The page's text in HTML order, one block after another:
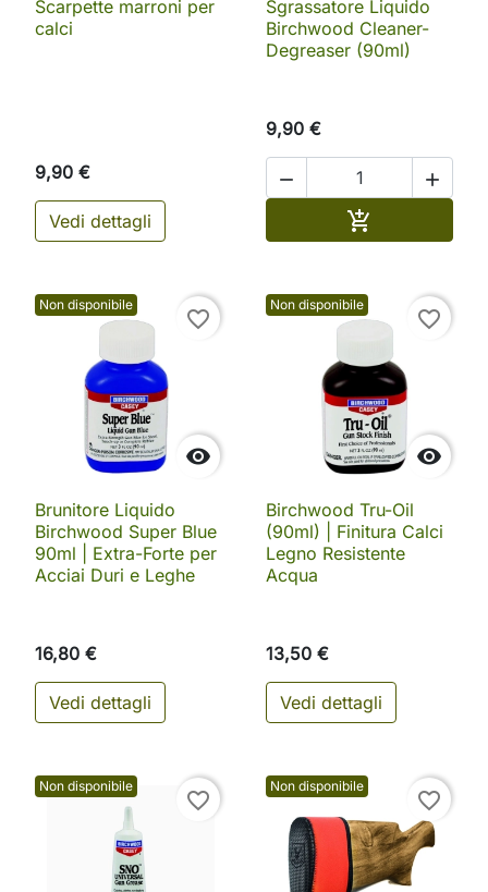
Scarpette marroni per
calci
9,90 €
Vedi dettagli
Sgrassatore Liquido
Birchwood Cleaner-
Degreaser (90ml)
9,90 €
 

Non disponibile

favorite_border
Brunitore Liquido
Birchwood Super Blue
90ml | Extra-Forte per
Acciai Duri e Leghe
16,80 €
Vedi dettagli
Non disponibile

favorite_border
Birchwood Tru-Oil
(90ml) | Finitura Calci
Legno Resistente
Acqua
13,50 €
Vedi dettagli
Non disponibile
favorite_border
Non disponibile
favorite_border